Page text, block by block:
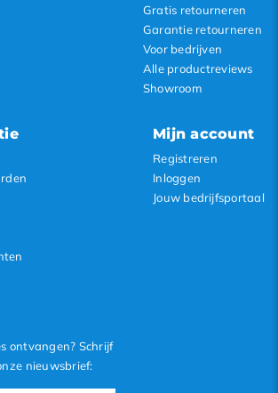
Gratis retourneren
Garantie retourneren
Voor bedrijven
Alle productreviews
Showroom
Mijn account
Registreren
Inloggen
Jouw bedrijfsportaal
ontvangen? Schrijf
nieuwsbrief: